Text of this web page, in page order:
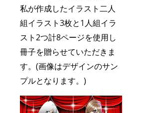
私が作成したイラスト二人
組イラスト3枚と1人組イラ
スト2つ計8ページを使用し
冊子を贈らせていただきま
す。 (画像はデザインのサン
プルとなります。)